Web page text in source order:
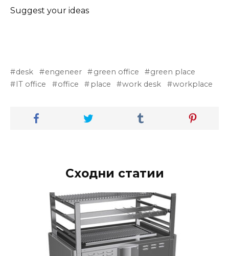
Suggest your ideas
desk engeneer green office
green place
IT office
office place work desk workplace
Сходни статии